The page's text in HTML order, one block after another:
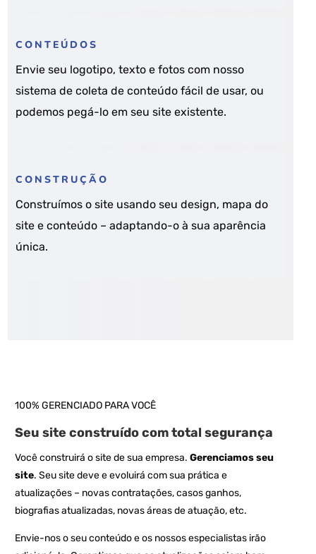
CONTEÚDOS
Envie seu logotipo, texto e fotos com nosso
sistema de coleta de conteúdo fácil de usar, ou
podemos pegá-lo em seu site existente.
CONSTRUÇÃO
Construímos o site usando seu design, mapa do
site e conteúdo – adaptando-o à sua aparência
única.
100% GERENCIADO PARA VOCÊ
Seu site construído com total segurança
Você construirá o site de sua empresa.Gerenciamos seu
site. Seu site deve e evoluirá com sua prática e
atualizações – novas contratações, casos ganhos,
biografias atualizadas, novas áreas de atuação, etc.
Envie-nos o seu conteúdo e os nossos especialistas irão